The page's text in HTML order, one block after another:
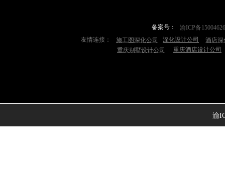
友情连接：
重庆别墅设计公司
重庆酒店设计公司
施工图深化公司
备案号：
深化设计公司
渝ICP备
酒店深
渝